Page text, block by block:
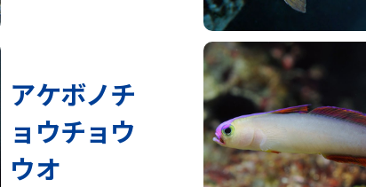
アケボノチ
ョウチョウ
ウオ